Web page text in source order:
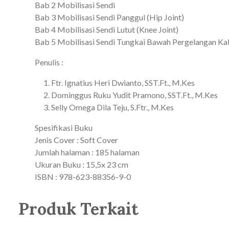
Bab 2 Mobilisasi Sendi
Bab 3 Mobilisasi Sendi Panggul (Hip Joint)
Bab 4 Mobilisasi Sendi Lutut (Knee Joint)
Bab 5 Mobilisasi Sendi Tungkai Bawah Pergelangan
Penulis :
Ftr. Ignatius Heri Dwianto, SST.Ft., M.Kes
Dominggus Ruku Yudit Pramono, SST.Ft., M.Kes
Selly Omega Dila Teju, S.Ftr., M.Kes
Spesifikasi Buku
Jenis Cover : Soft Cover
Jumlah halaman : 185 halaman
Ukuran Buku : 15,5x 23 cm
ISBN : 978-623-88356-9-0
Produk Terkait